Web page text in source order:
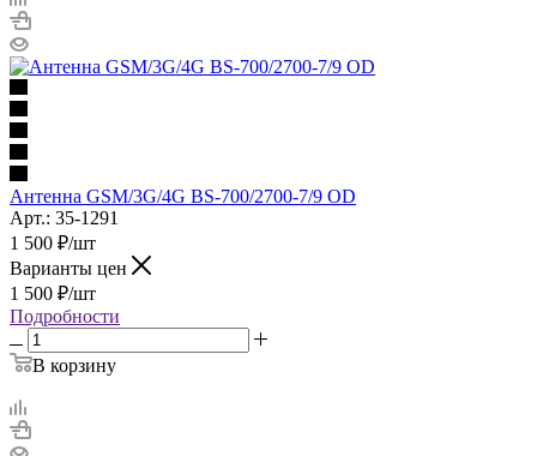
Антенна GSM/3G/4G BS-700/2700-7/9 OD
Арт.: 35-1291
1 500 ₽/шт
Варианты цен
1 500 ₽/шт
Подробности
В корзину